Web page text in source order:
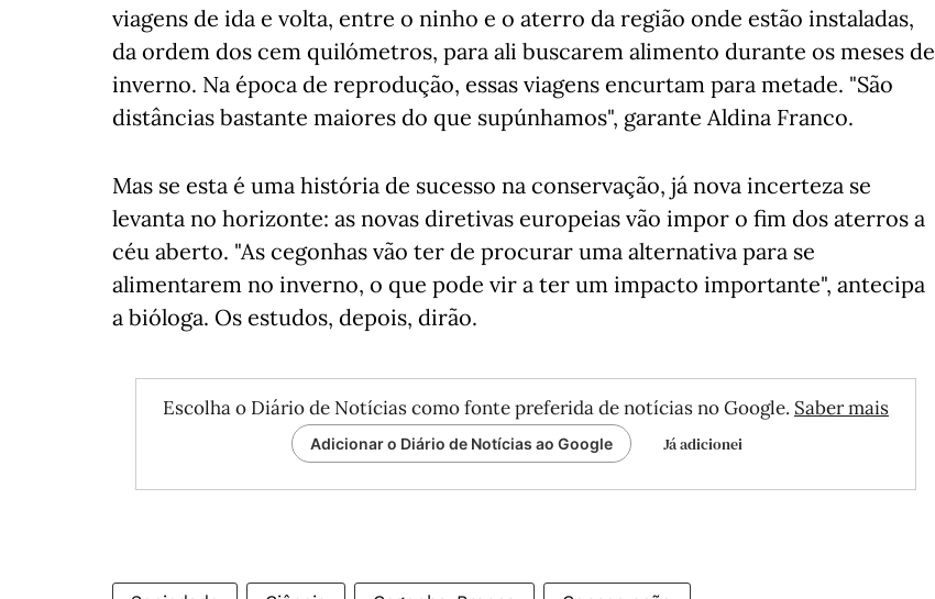
viagens de ida e volta, entre o ninho e o aterro da região onde estão instaladas,
da ordem dos cem quilómetros, para ali buscarem alimento durante os meses de
inverno. Na época de reprodução, essas viagens encurtam para metade. "São
distâncias bastante maiores do que supúnhamos", garante Aldina Franco.
Mas se esta é uma história de sucesso na conservação, já nova incerteza se
levanta no horizonte: as novas diretivas europeias vão impor o fim dos aterros a
céu aberto. "As cegonhas vão ter de procurar uma alternativa para se
alimentarem no inverno, o que pode vir a ter um impacto importante", antecipa
a bióloga. Os estudos, depois, dirão.
Escolha o Diário de Notícias como fonte preferida de notícias no Google. Saber mais
Adicionar o Diário de Notícias ao Google Já adicionei